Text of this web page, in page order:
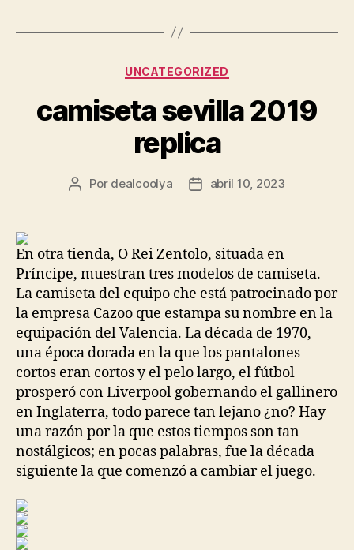
Categorías
UNCATEGORIZED
camiseta sevilla 2019
replica
Autor
Por dealcoolya
Fechaabril 10, 2023
En otra tienda, O Rei Zentolo, situada en
Príncipe, muestran tres modelos de camiseta.
La camiseta del equipo che está patrocinado por
la empresa Cazoo que estampa su nombre en la
equipación del Valencia. La década de 1970,
una época dorada en la que los pantalones
cortos eran cortos y el pelo largo, el fútbol
prosperó con Liverpool gobernando el gallinero
en Inglaterra, todo parece tan lejano ¿no? Hay
una razón por la que estos tiempos son tan
nostálgicos; en pocas palabras, fue la década
siguiente la que comenzó a cambiar el juego.